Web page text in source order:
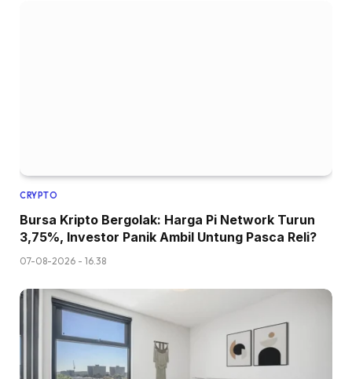
CRYPTO
Bursa Kripto Bergolak: Harga Pi Network Turun
3,75%, Investor Panik Ambil Untung Pasca Reli?
07-08-2026 - 16.38